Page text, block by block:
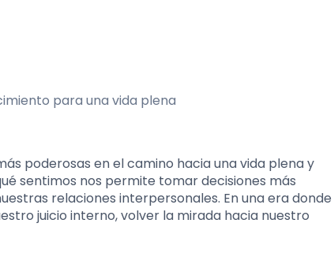
poderosas en el camino hacia una vida plena y
sentimos nos permite tomar decisiones más
relaciones interpersonales. En una era donde
juicio interno, volver la mirada hacia nuestro